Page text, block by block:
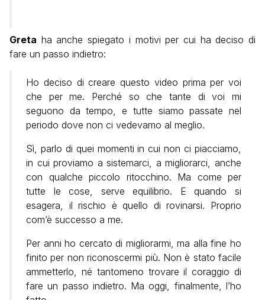
Greta ha anche spiegato i motivi per cui ha deciso di
fare un passo indietro:
Ho deciso di creare questo video prima per voi
che per me. Perché so che tante di voi mi
seguono da tempo, e tutte siamo passate nel
periodo dove non ci vedevamo al meglio.
Sì, parlo di quei momenti in cui non ci piacciamo,
in cui proviamo a sistemarci, a migliorarci, anche
con qualche piccolo ritocchino. Ma come per
tutte le cose, serve equilibrio. E quando si
esagera, il rischio è quello di rovinarsi. Proprio
com’è successo a me.
Per anni ho cercato di migliorarmi, ma alla fine ho
finito per non riconoscermi più. Non è stato facile
ammetterlo, né tantomeno trovare il coraggio di
fare un passo indietro. Ma oggi, finalmente, l’ho